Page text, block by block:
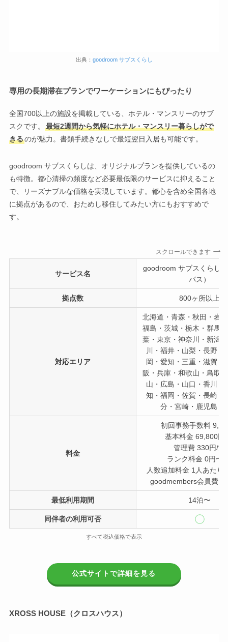
出典： goodroom サブスくらし
専用の長期滞在プランでワーケーションにもぴったり
全国700以上の施設を掲載している、ホテル・マンスリーのサブ
スクです。
最短2週間から気軽にホテル・マンスリー暮らしがで
きるのが魅力。書類手続きなしで最短翌日入居も可能です。
goodroom サブスくらしは、オリジナルプランを提供しているの
も特徴。都心清掃の頻度など必要最低限のサービスに抑えること
で、リーズナブルな価格を実現しています。都心を含め全国各地
に拠点があるので、おためし移住してみたい方にもおすすめで
す。
スクロールできます
サービス名
goodroom サブスくらし
パス）
拠点数 800ヶ所以上
対応エリア
北海道・青森・秋田・岩
福島・茨城・栃木・群馬
葉・東京・神奈川・新潟
川・福井・山梨・長野・
岡・愛知・三重・滋賀・
阪・兵庫・和歌山・鳥取
山・広島・山口・香川・
知・福岡・佐賀・長崎・
分・宮崎・鹿児島・
料金
初回事務手数料
基本料金 69,800円
管理費 330円/泊
ランク料金 0円〜/
人数追加料金 1人あたり
goodmembers会員費
最低利用期間 14泊〜
同伴者の利用可否
すべて税込価格で表示
公式サイトで詳細を見る
XROSS HOUSE（クロスハウス）